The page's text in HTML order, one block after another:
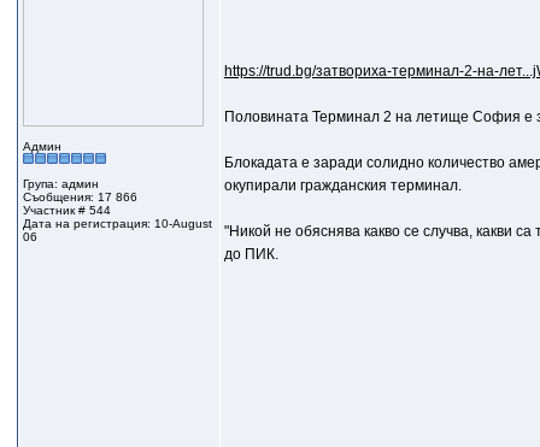
Админ
Група: админ
Съобщения: 17 866
Участник # 544
Дата на регистрация: 10-August
06
https://trud.bg/затвориха-терминал-2-на-
Половината Терминал 2 на летище София е
Блокадата е заради солидно количество
окупирали гражданския терминал.
"Никой не обяснява какво се случва, какви
до ПИК.